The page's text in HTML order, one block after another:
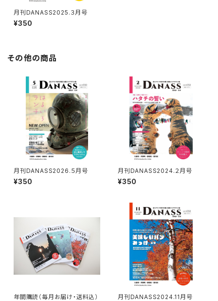
月刊DANASS2025.３月号
¥350
その他の商品
月刊DANASS2026.５月号
¥350
月刊DANASS2024.２月号
¥350
年間購読（毎月お届け・送料込） 月刊DANASS2024.11月号